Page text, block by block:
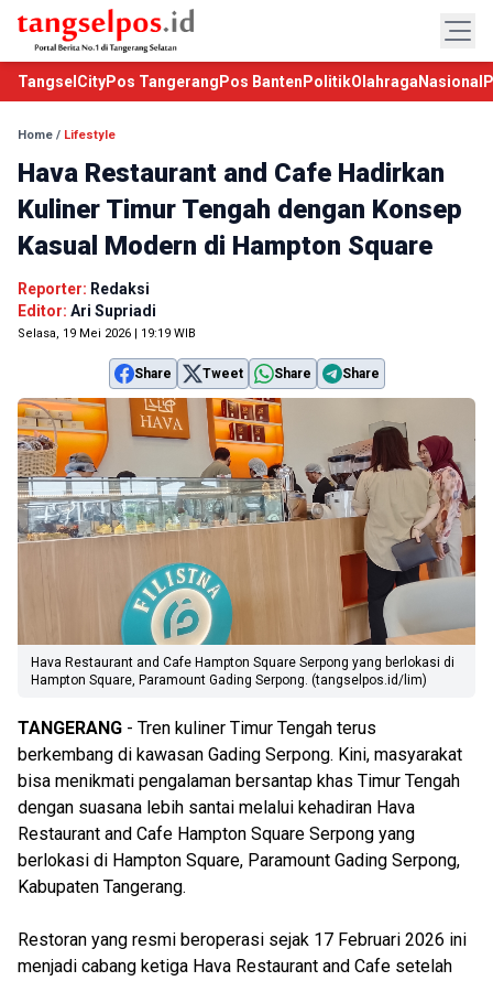
TangselCityPos Tangerang Pos Banten PolitikOlahraga Nasional
Home / Lifestyle
Hava Restaurant and Cafe Hadirkan
Kuliner Timur Tengah dengan Konsep
Kasual Modern di Hampton Square
Reporter: Redaksi
Editor: Ari Supriadi
Selasa, 19 Mei 2026 | 19:19 WIB
Share Tweet Share Share
Hava Restaurant and Cafe Hampton Square Serpong yang berlokasi di
Hampton Square, Paramount Gading Serpong. (tangselpos.id/lim)
TANGERANG - Tren kuliner Timur Tengah terus
berkembang di kawasan Gading Serpong. Kini, masyarakat
bisa menikmati pengalaman bersantap khas Timur Tengah
dengan suasana lebih santai melalui kehadiran Hava
Restaurant and Cafe Hampton Square Serpong yang
berlokasi di Hampton Square, Paramount Gading Serpong,
Kabupaten Tangerang.
Restoran yang resmi beroperasi sejak 17 Februari 2026 ini
menjadi cabang ketiga Hava Restaurant and Cafe setelah